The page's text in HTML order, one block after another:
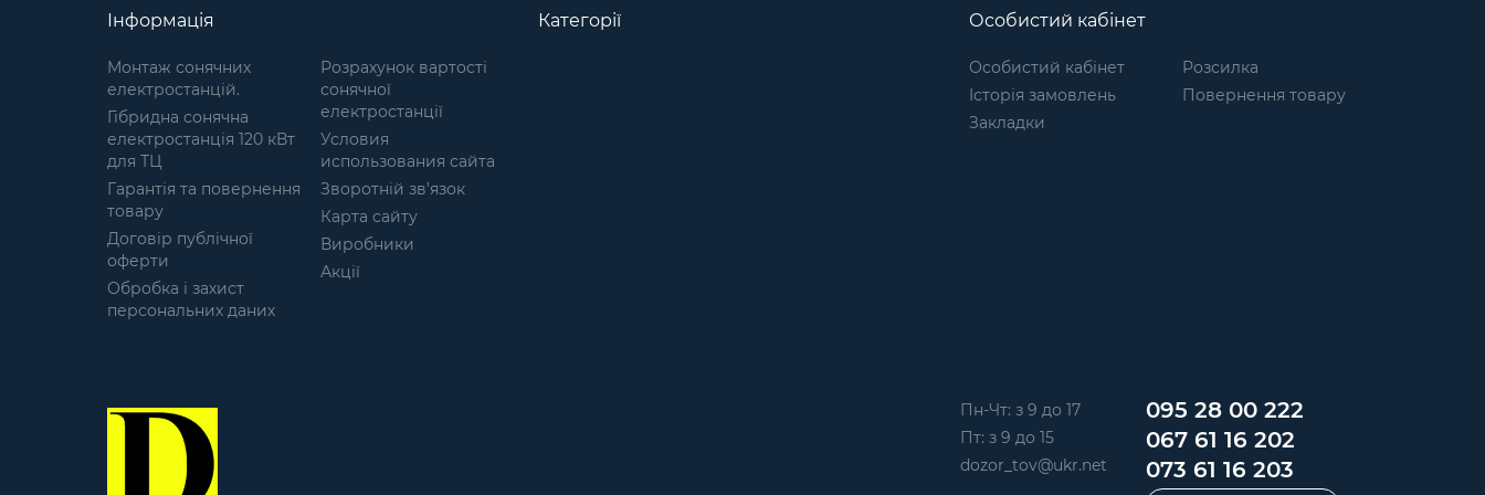
повітрі; не розкладається у
вологому середовищі;
матеріал: Спанбонд (Флізелін);
технологією виготовлення -
Laser Cut; різновид кольорів,
які підходять під більшість
місцевостей. Маскувальні
сітки широко
використовуються в даний час
і часто стають розхідним
матеріалом, тому їх ціна є
важливим фактором. Ми
являємось прямим
виробником, тому для нас
важливо тримати ціну сітки
шуршать і не видають зайвих
звуків навіть при сильному
вітрі. Легко розкладаються,
компактні у складеному
Інформація
Монтаж сонячних
електростанцій.
Гібридна сонячна
електростанція 120 кВт
для ТЦ
Гарантія та повернення
товару
Договір публічної
оферти
Обробка і захист
персональних даних
Розрахунок вартості
сонячної
електростанції
Условия
использования сайта
Зворотній зв’язок
Карта сайту
Виробники
Акції
Категорії Особистий кабінет
Особистий кабінет
Історія замовлень
Закладки
Розсилка
Повернення товару
Пн-Чт: з 9 до 17
Пт: з 9 до 15
dozor_tov@ukr.net
095 28 00 222
067 61 16 202
073 61 16 203